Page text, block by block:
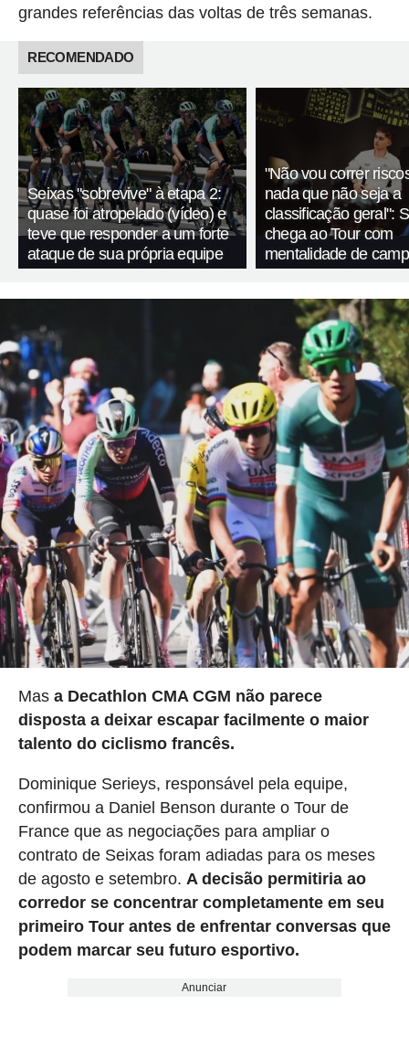
grandes referências das voltas de três semanas.
RECOMENDADO
Seixas "sobrevive" à etapa 2:
quase foi atropelado (vídeo) e
teve que responder a um forte
ataque de sua própria equipe
"Não vou correr
nada que não seja a
classificação geral":
chega ao Tour com
mentalidade de
Mas a Decathlon CMA CGM não parece
disposta a deixar escapar facilmente o maior
talento do ciclismo francês.
Dominique Serieys, responsável pela equipe,
confirmou a Daniel Benson durante o Tour de
France que as negociações para ampliar o
contrato de Seixas foram adiadas para os meses
de agosto e setembro. A decisão permitiria ao
corredor se concentrar completamente em seu
primeiro Tour antes de enfrentar conversas que
podem marcar seu futuro esportivo.
Anunciar